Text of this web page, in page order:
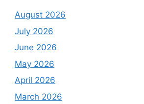
August 2026
July 2026
June 2026
May 2026
April 2026
March 2026